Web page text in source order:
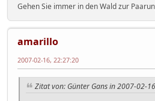
Gehen Sie immer in den Wald zur
amarillo
2007-02-16, 22:27:20
Zitat von: Günter Gans in 2007-02-